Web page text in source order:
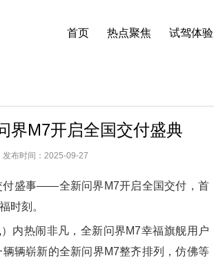
首页 热点聚焦 试驾体验
界M7开启全国交付盛典
布时间：2025-09-27
盛事——全新问界M7开启全国交付，首
时刻。
热闹非凡，全新问界M7幸福旗舰用户
辆崭新的全新问界M7整齐排列，仿佛等